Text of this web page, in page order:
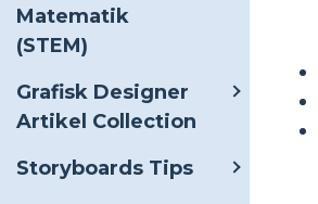
Matematik
(STEM)
Grafisk Designer
Artikel Collection
Storyboards Tips